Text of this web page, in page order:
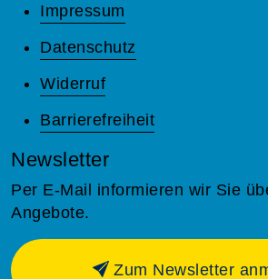
Impressum
Datenschutz
Widerruf
Barrierefreiheit
Newsletter
Per E-Mail informieren wir Sie
Angebote.
Zum Newsletter